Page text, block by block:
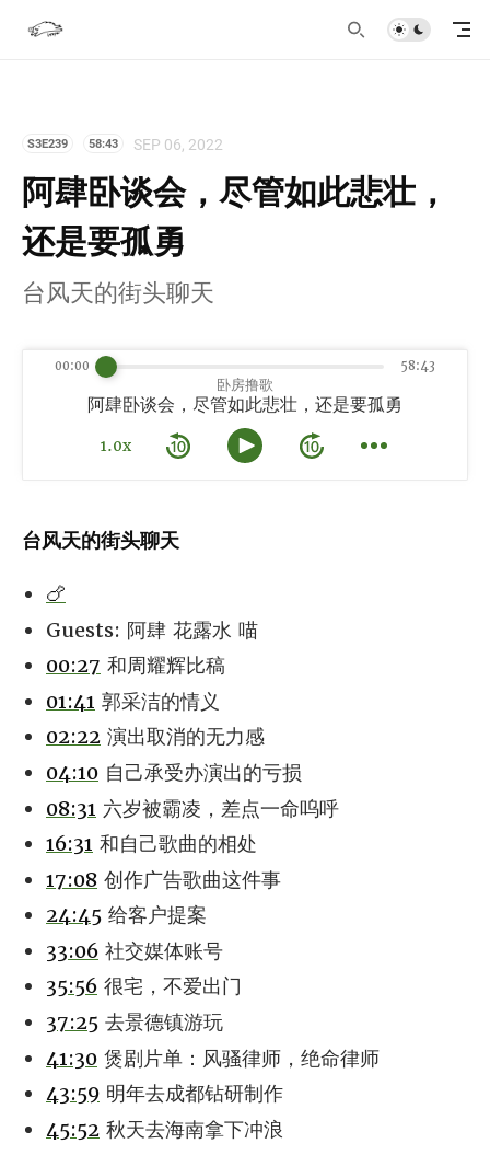
S3E239 58:43 SEP 06, 2022
阿肆卧谈会，尽管如此悲壮，
还是要孤勇
台风天的街头聊天
卧房撸歌
阿肆卧谈会，尽管如此悲壮，还是要孤勇
1.0x
00:00 58:43
台风天的街头聊天
🍗
Guests: 阿肆 花露水 喵
00:27 和周耀辉比稿
01:41 郭采洁的情义
02:22 演出取消的无力感
04:10 自己承受办演出的亏损
08:31 六岁被霸凌，差点一命呜呼
16:31 和自己歌曲的相处
17:08 创作广告歌曲这件事
24:45 给客户提案
33:06 社交媒体账号
35:56 很宅，不爱出门
37:25 去景德镇游玩
41:30 煲剧片单：风骚律师，绝命律师
43:59 明年去成都钻研制作
45:52 秋天去海南拿下冲浪